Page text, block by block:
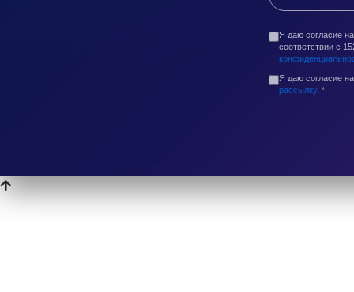
Я даю согласие
соответствии с
Я даю согласие
рассылку. *